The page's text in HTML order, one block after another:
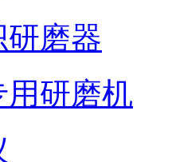
磨器
研磨机